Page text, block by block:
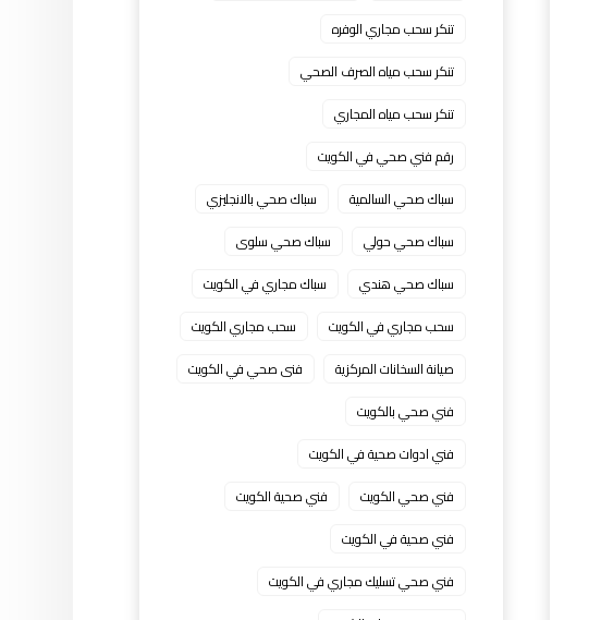
تنكر سحب مجاري الوفره
تنكر سحب مياه الصرف الصحي
تنكر سحب مياه المجاري
رقم فني صحي في الكويت
سباك صحي السالمية
سباك صحي بالانجليزي
سباك صحي حولي
سباك صحي سلوى
سباك صحي هندي
سباك مجاري في الكويت
سحب مجاري في الكويت
سحب مجاري الكويت
صيانة السخانات المركزية
فنى صحي في الكويت
فني صحي بالكويت
فني ادوات صحية في الكويت
فني صحي الكويت
فني صحية الكويت
فني صحية في الكويت
فني صحي تسليك مجاري في الكويت